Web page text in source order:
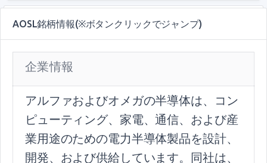
AOSL銘柄情報(※ボタンクリックでジャンプ)
企業情報
アルファおよびオメガの半導体は、コン
ピューティング、家電、通信、および産
業用途のための電力半導体製品を設計、
開発、および供給しています。同社は、